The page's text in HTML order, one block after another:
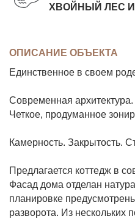
ХВОЙНЫЙ ЛЕС
ОПИСАНИЕ ОБЪЕКТА
Единственное в своем
Современная
Четкое, продуманное
Камерность. Закрытость.
Предлагается коттедж в
Фасад дома отделан
планировке
разворота. Из